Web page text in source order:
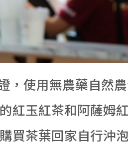
，使用無農藥自然
紅玉紅茶和阿薩姆
買茶葉回家自行沖泡